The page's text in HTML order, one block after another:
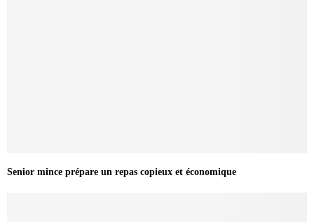
Senior mince prépare un repas copieux et économique